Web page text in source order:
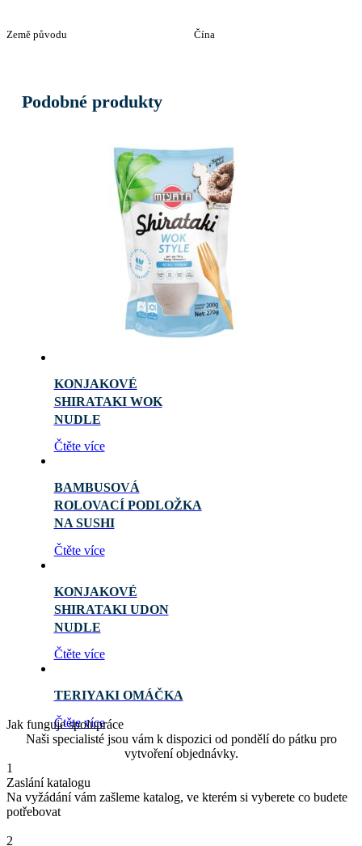
Země původu Čína
Podobné produkty
KONJAKOVÉ
SHIRATAKI WOK
NUDLE
Čtěte více
BAMBUSOVÁ
ROLOVACÍ PODLOŽKA
NA SUSHI
Čtěte více
KONJAKOVÉ
SHIRATAKI UDON
NUDLE
Čtěte více
TERIYAKI OMÁČKA
Čtěte více
Jak funguje spolupráce
Naši specialisté jsou vám k dispozici od pondělí do pátku pro
vytvoření objednávky.
1
Zaslání katalogu
Na vyžádání vám zašleme katalog, ve kterém si vyberete co budete
potřebovat
2